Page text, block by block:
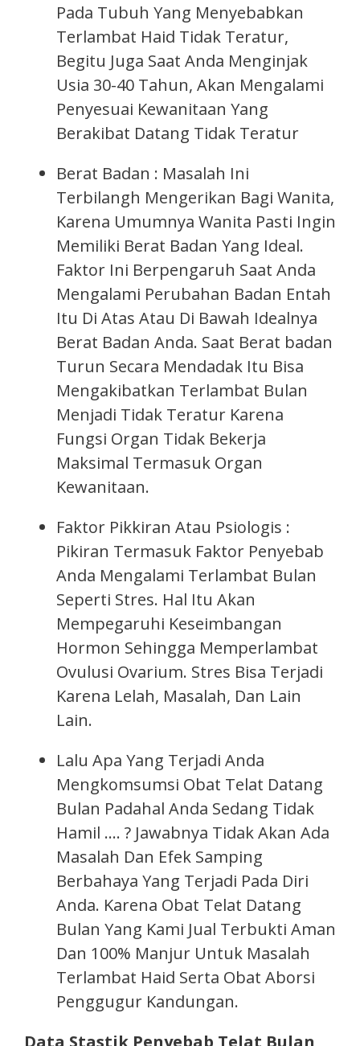
Pada Tubuh Yang Menyebabkan
Terlambat Haid Tidak Teratur,
Begitu Juga Saat Anda Menginjak
Usia 30-40 Tahun, Akan Mengalami
Penyesuai Kewanitaan Yang
Berakibat Datang Tidak Teratur
Berat Badan : Masalah Ini
Terbilangh Mengerikan Bagi Wanita,
Karena Umumnya Wanita Pasti Ingin
Memiliki Berat Badan Yang Ideal.
Faktor Ini Berpengaruh Saat Anda
Mengalami Perubahan Badan Entah
Itu Di Atas Atau Di Bawah Idealnya
Berat Badan Anda. Saat Berat badan
Turun Secara Mendadak Itu Bisa
Mengakibatkan Terlambat Bulan
Menjadi Tidak Teratur Karena
Fungsi Organ Tidak Bekerja
Maksimal Termasuk Organ
Kewanitaan.
Faktor Pikkiran Atau Psiologis :
Pikiran Termasuk Faktor Penyebab
Anda Mengalami Terlambat Bulan
Seperti Stres. Hal Itu Akan
Mempegaruhi Keseimbangan
Hormon Sehingga Memperlambat
Ovulusi Ovarium. Stres Bisa Terjadi
Karena Lelah, Masalah, Dan Lain
Lain.
Lalu Apa Yang Terjadi Anda
Mengkomsumsi Obat Telat Datang
Bulan Padahal Anda Sedang Tidak
Hamil …. ? Jawabnya Tidak Akan Ada
Masalah Dan Efek Samping
Berbahaya Yang Terjadi Pada Diri
Anda. Karena Obat Telat Datang
Bulan Yang Kami Jual Terbukti Aman
Dan 100% Manjur Untuk Masalah
Terlambat Haid Serta Obat Aborsi
Penggugur Kandungan.
Data Stastik Penyebab Telat Bulan